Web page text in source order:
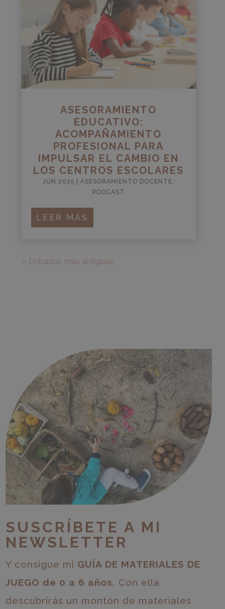
ASESORAMIENTO
EDUCATIVO:
ACOMPAÑAMIENTO
PROFESIONAL PARA
IMPULSAR EL CAMBIO EN
LOS CENTROS ESCOLARES
JUN 2025 |ASESORAMIENTO DOCENTE,
PODCAST
LEER MÁS
« Entradas más antiguas
SUSCRÍBETE A MI
NEWSLETTER
Y consigue mi GUÍA DE MATERIALES DE
JUEGO de 0 a 6 años. Con ella
descubrirás un montón de materiales